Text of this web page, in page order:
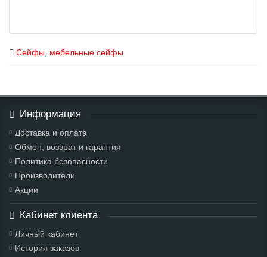
Сейфы мебельные сейфы
Информация
Доставка и оплата
Обмен, возврат и гарантия
Политика безопасности
Производители
Акции
Кабинет клиента
Личный кабинет
История заказов